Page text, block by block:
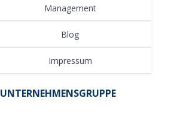
Management
Blog
Impressum
UNTERNEHMENSGRUPPE